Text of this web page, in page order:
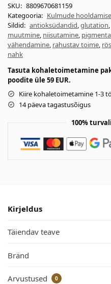
SKU: 8809670681159
Kategooria: Kulmude
Sildid: antioksüdandid,glutation,
muutmine, niisutamine,
vähendamine, rahustav toime,
nahk
Tasuta kohaletoimetamine
poodite üle 59 EUR.
Kiire kohaletoimetamine 1-3
14 päeva tagastusõigus
100%
Kirjeldus
Täiendav teave
Bränd
Arvustused 0